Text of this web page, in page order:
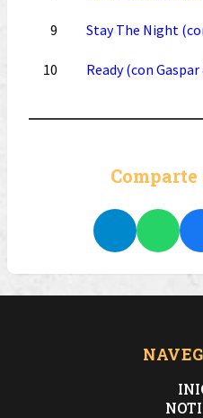
9 Stay The Night
10 Ready (con